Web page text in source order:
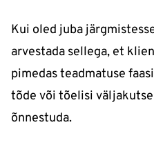
Kui oled juba
arvestada sellega, et
pimedas teadmatuse
tõde või tõelisi
õnnestuda.